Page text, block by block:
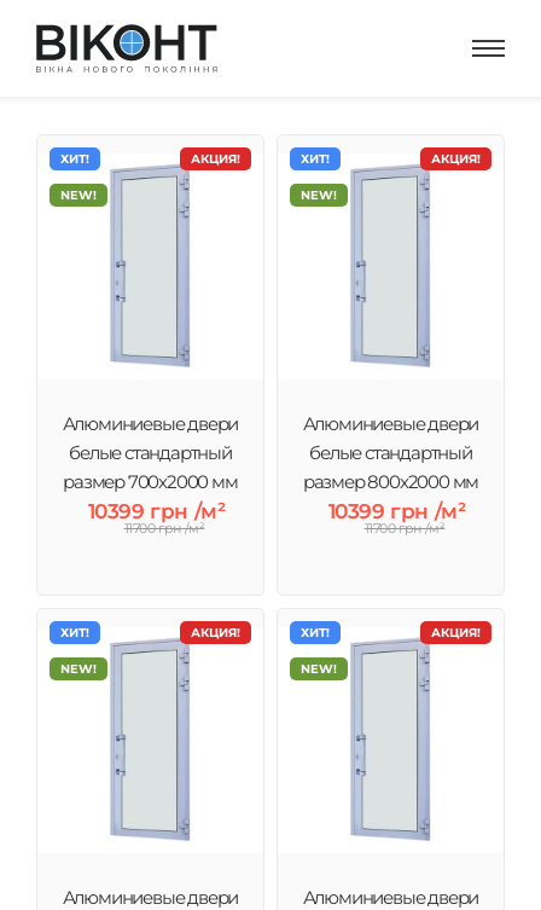
АКЦИЯ!
ХИТ!
NEW!
Алюминиевые двери
белые стандартный
размер 700х2000 мм
10399 грн /м²
11700 грн /м²
АКЦИЯ!
ХИТ!
NEW!
Алюминиевые двери
белые стандартный
размер 800х2000 мм
10399 грн /м²
11700 грн /м²
АКЦИЯ!
ХИТ!
NEW!
Алюминиевые двери
АКЦИЯ!
ХИТ!
NEW!
Алюминиевые двери